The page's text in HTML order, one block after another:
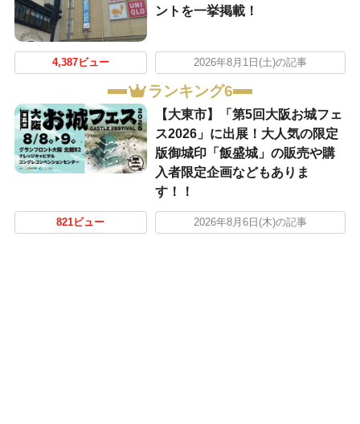
ントを一挙掲載！
4,387ビュー 2026年8月1日(土)の記事
ランキング6
【大東市】「第5回大阪お城フェ
ス2026」に出展！大人気の限定
版御城印「飯盛城」の販売や購
入者限定企画などもありま
す！！
821ビュー 2026年8月6日(木)の記事